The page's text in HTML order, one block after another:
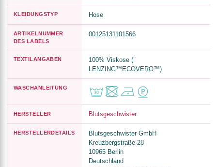
KLEIDUNGSTYP Hose
ARTIKELNUMMER
DES LABELS
00125131101566
TEXTILANGABEN
100% Viskose (
LENZING™ECOVERO™)
WASCHANLEITUNG
HERSTELLER Blutsgeschwister
HERSTELLERDETAILS
Blutsgeschwister GmbH
Kreuzbergstraße 28
10965 Berlin
Deutschland